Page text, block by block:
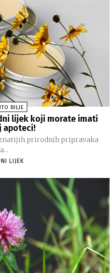
BILJE
lijek koji morate imati
apoteci!
prirodnih pripravaka
LIJEK